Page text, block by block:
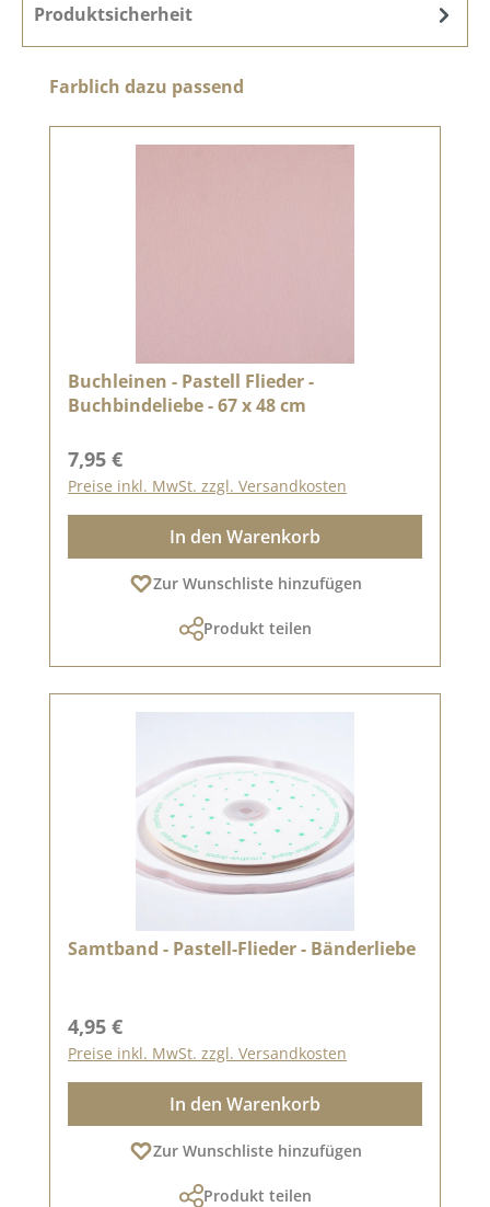
Produktsicherheit
Produktgalerie überspringen
Farblich dazu passend
Buchleinen - Pastell Flieder -
Buchbindeliebe - 67 x 48 cm
Regulärer Preis:
7,95 €
Preise inkl. MwSt. zzgl. Versandkosten
In den Warenkorb
Zur Wunschliste hinzufügen
Produkt teilen
Samtband - Pastell-Flieder - Bänderliebe
Regulärer Preis:
4,95 €
Preise inkl. MwSt. zzgl. Versandkosten
In den Warenkorb
Zur Wunschliste hinzufügen
Produkt teilen